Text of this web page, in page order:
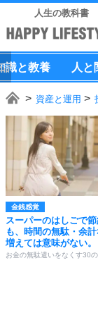
人生の教科書
識と教養 人 と
資産と運用
金銭感覚
スーパーのはしごで
も、時間の無駄・余
増えては意味がない。
お金の無駄遣いをなくす30